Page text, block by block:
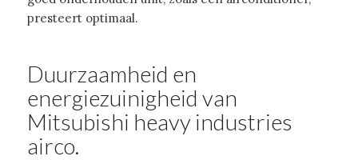
presteert optimaal.
Duurzaamheid en
energiezuinigheid van
Mitsubishi heavy industries
airco.